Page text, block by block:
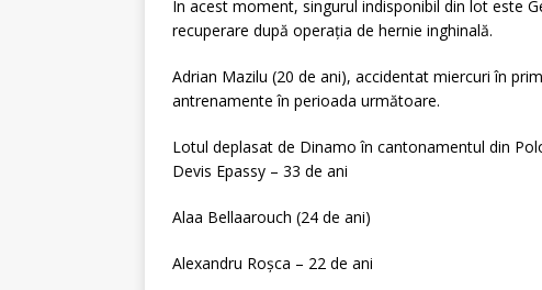
În acest moment, singurul indisponibil din lot este
recuperare după operația de hernie inghinală.
Adrian Mazilu (20 de ani), accidentat miercuri în
antrenamente în perioada următoare.
Lotul deplasat de Dinamo în cantonamentul din
Devis Epassy – 33 de ani
Alaa Bellaarouch (24 de ani)
Alexandru Roșca – 22 de ani